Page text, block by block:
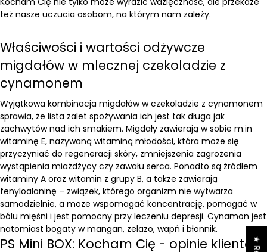
też nasze uczucia osobom, na którym nam zależy.
Właściwości i wartości odżywcze
migdałów w mlecznej czekoladzie z
cynamonem
Wyjątkowa kombinacja migdałów w czekoladzie z cynamonem
sprawia, że lista zalet spożywania ich jest tak długa jak
zachwytów nad ich smakiem. Migdały zawierają w sobie m.in
witaminę E, nazywaną witaminą młodości, która może się
przyczyniać do regeneracji skóry, zmniejszenia zagrożenia
wystąpienia miażdżycy czy zawału serca. Ponadto są źródłem
witaminy A oraz witamin z grupy B, a także zawierają
fenyloalaninę – związek, którego organizm nie wytwarza
samodzielnie, a może wspomagać koncentrację, pomagać w
bólu mięśni i jest pomocny przy leczeniu depresji. Cynamon jest
natomiast bogaty w mangan, żelazo, wapń i błonnik.
PS Mini BOX: Kocham Cię - opinie klientów